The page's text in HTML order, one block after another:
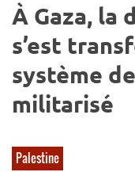
À Gaza, la
s’est
système
militarisé
Palestine